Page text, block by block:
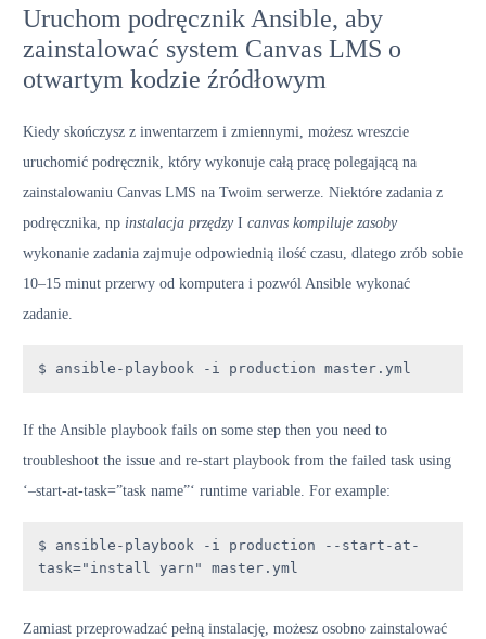
Uruchom podręcznik Ansible, aby
zainstalować system Canvas LMS o
otwartym kodzie źródłowym
Kiedy skończysz z inwentarzem i zmiennymi, możesz wreszcie
uruchomić podręcznik, który wykonuje całą pracę polegającą na
zainstalowaniu Canvas LMS na Twoim serwerze. Niektóre zadania z
podręcznika, np instalacja przędzyI canvas kompiluje zasoby
wykonanie zadania zajmuje odpowiednią ilość czasu, dlatego zrób sobie
10–15 minut przerwy od komputera i pozwól Ansible wykonać
zadanie.
$ ansible-playbook -i production master.yml
If the Ansible playbook fails on some step then you need to
troubleshoot the issue and re-start playbook from the failed task using
‘–start-at-task=”task name”‘ runtime variable. For example:
$ ansible-playbook -i production --start-at-
task="install yarn" master.yml
Zamiast przeprowadzać pełną instalację, możesz osobno zainstalować